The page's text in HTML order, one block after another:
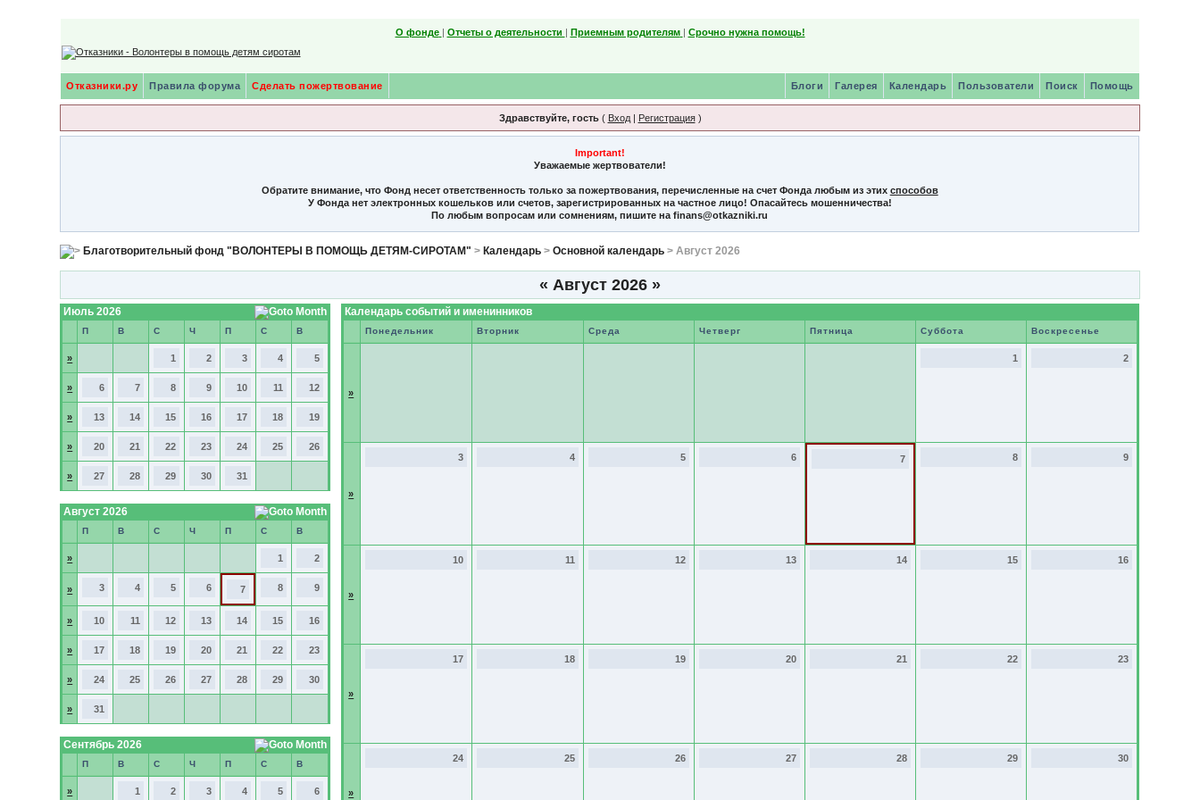
О фонде | Отчеты о деятельности | Приемным родителям | Срочно нужна помощь!
Отказники.ру Правила форума Сделать пожертвование Помощь
Поиск
Пользователи
Календарь
Галерея
Блоги
Здравствуйте, гость( Вход| Регистрация)
Important!
Уважаемые жертвователи!
Обратите внимание, что Фонд несет ответственность только за пожертвования, перечисленные на счет Фонда любым из этих способов
У Фонда нет электронных кошельков или счетов, зарегистрированных на частное лицо! Опасайтесь мошенничества!
По любым вопросам или сомнениям, пишите на finans@otkazniki.ru
Благотворительный фонд "ВОЛОНТЕРЫ В ПОМОЩЬ ДЕТЯМ-СИРОТАМ" > Календарь >Основной календарь > Август 2026
« Август 2026 »
Июль 2026
П В С Ч П С В
» 1 2 3 4 5
» 6 7 8 9 10 11 12
» 13 14 15 16 17 18 19
» 20 21 22 23 24 25 26
» 27 28 29 30 31
Август 2026
П В С Ч П С В
» 1 2
» 3 4 5 6 7 8 9
» 10 11 12 13 14 15 16
» 17 18 19 20 21 22 23
» 24 25 26 27 28 29 30
» 31
Сентябрь 2026
П В С Ч П С В
» 1 2 3 4 5 6
Календарь событий и именинников
Понедельник Вторник Среда Четверг Пятница Суббота Воскресенье
»
1 2
»
3 4 5 6 7 8 9
»
10 11 12 13 14 15 16
»
17 18 19 20 21 22 23
»
24 25 26 27 28 29 30